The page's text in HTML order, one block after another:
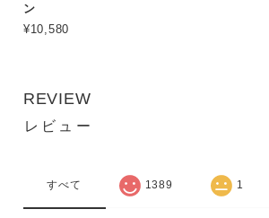
ン
¥10,580
REVIEW
レビュー
すべて 1389 1